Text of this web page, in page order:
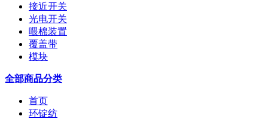
接近开关
光电开关
喂棉装置
覆盖带
模块
全部商品分类
首页
环锭纺